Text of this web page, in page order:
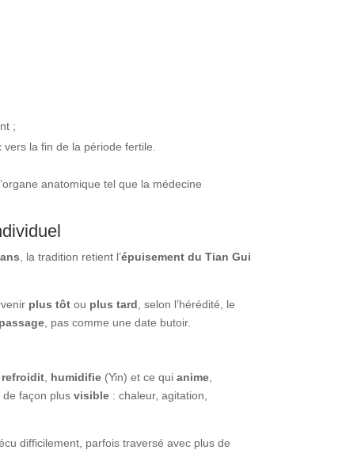
;
vers la fin de la période fertile.
anatomique tel que la médecine
, la tradition retient l’épuisement du Tian Gui
plus tôt ou plus tard , selon l’hérédité, le
passage , pas comme une date butoir.
refroidit humidifie (Yin) et ce quianime
de façon plusvisible : chaleur, agitation,
difficilement, parfois traversé avec plus de